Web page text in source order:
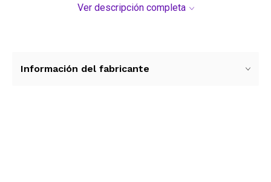
código DLC exclusivo para canjear en el juego
colección de la Serie 2 y disfruta de horas de
Ver descripción completa
Información del fabricante